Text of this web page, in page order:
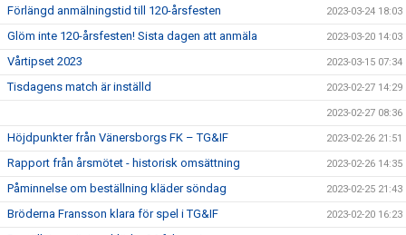
Förlängd anmälningstid till 120-årsfesten 2023-03-24 18:03
Glöm inte 120-årsfesten! Sista dagen att anmäla 2023-03-20 14:03
Vårtipset 2023 2023-03-15 07:34
Tisdagens match är inställd 2023-02-27 14:29
2023-02-27 08:36
Höjdpunkter från Vänersborgs FK – TG&IF 2023-02-26 21:51
Rapport från årsmötet - historisk omsättning 2023-02-26 14:35
Påminnelse om beställning kläder söndag 2023-02-25 21:43
Bröderna Fransson klara för spel i TG&IF 2023-02-20 16:23